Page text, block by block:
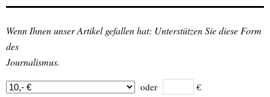
Wenn Ihnen unser Artikel gefallen hat: Unterstützen Sie diese Form
des
Journalismus.
oder €